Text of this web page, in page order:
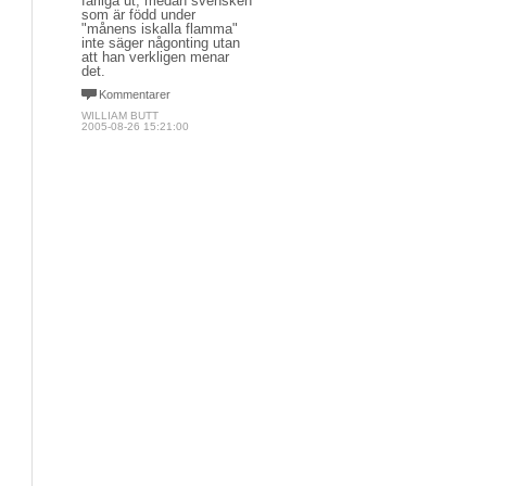
som är född under
"månens iskalla flamma"
inte säger någonting utan
att han verkligen menar
det.
Kommentarer
WILLIAM BUTT
2005-08-26 15:21:00